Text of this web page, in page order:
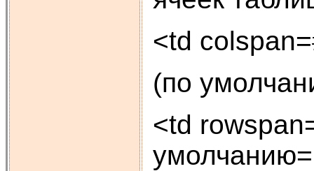
<td
(по
<td